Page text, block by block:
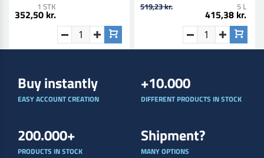
1 STK
352,50 kr.
519,23 kr. 5 L
415,38 kr.
Buy instantly
EASY ACCOUNT CREATION
+10.000
DIFFERENT PRODUCTS IN STOCK
200.000+
PRODUCTS IN STOCK
Shipment?
MANY OPTIONS